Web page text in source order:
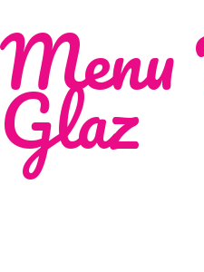
Menu
Glaz